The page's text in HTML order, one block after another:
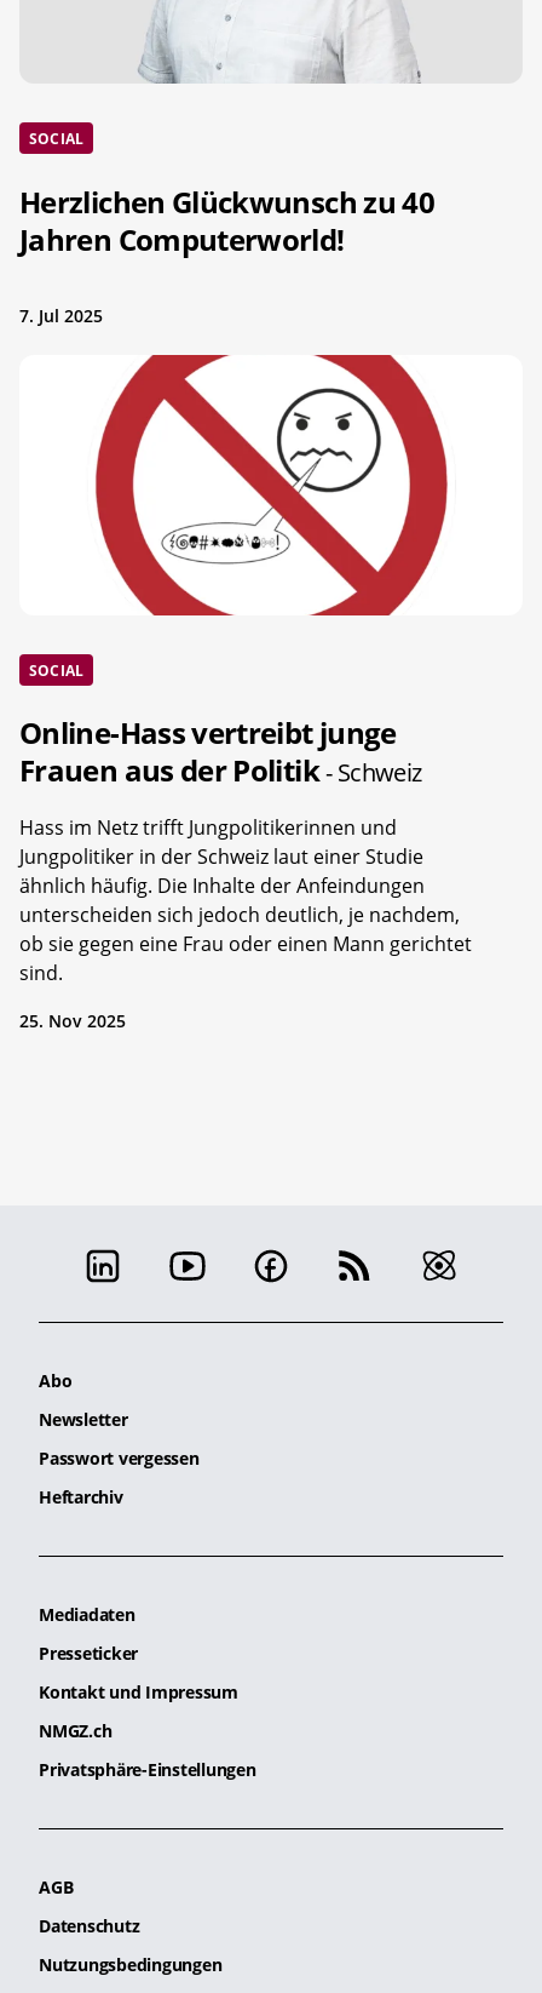
SOCIAL
Herzlichen Glückwunsch zu 40
Jahren Computerworld!
7. Jul 2025
SOCIAL
Online-Hass vertreibt junge
Frauen aus der Politik- Schweiz
Hass im Netz trifft Jungpolitikerinnen und
Jungpolitiker in der Schweiz laut einer Studie
ähnlich häufig. Die Inhalte der Anfeindungen
unterscheiden sich jedoch deutlich, je nachdem,
ob sie gegen eine Frau oder einen Mann gerichtet
sind.
25. Nov 2025
Abo
Newsletter
Passwort vergessen
Heftarchiv
Mediadaten
Presseticker
Kontakt und Impressum
NMGZ.ch
Privatsphäre-Einstellungen
AGB
Datenschutz
Nutzungsbedingungen